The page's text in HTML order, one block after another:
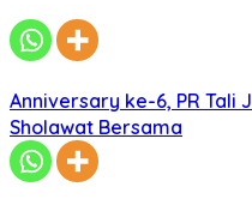
Anniversary ke-6, PR Tali
Sholawat Bersama